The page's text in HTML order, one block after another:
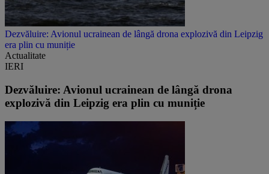
Dezvăluire: Avionul ucrainean de lângă drona explozivă din Leipzig
era plin cu muniție
Actualitate
IERI
Dezvăluire: Avionul ucrainean de lângă drona
explozivă din Leipzig era plin cu muniție